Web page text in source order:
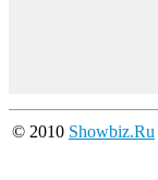
© 2010 Showbiz.Ru